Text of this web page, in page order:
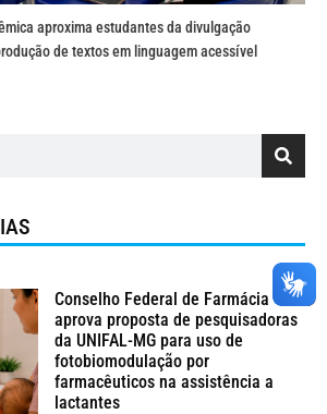
aproxima estudantes da divulgação
de textos em linguagem acessível
Conselho Federal de Farmácia
aprova proposta de pesquisadoras
da UNIFAL-MG para uso de
fotobiomodulação por
farmacêuticos na assistência a
lactantes